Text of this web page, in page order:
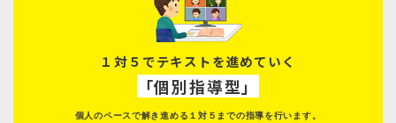
１対５でテキストを進めていく
「個別指導型」
個人のペースで解き進める１対５までの指導を行います。